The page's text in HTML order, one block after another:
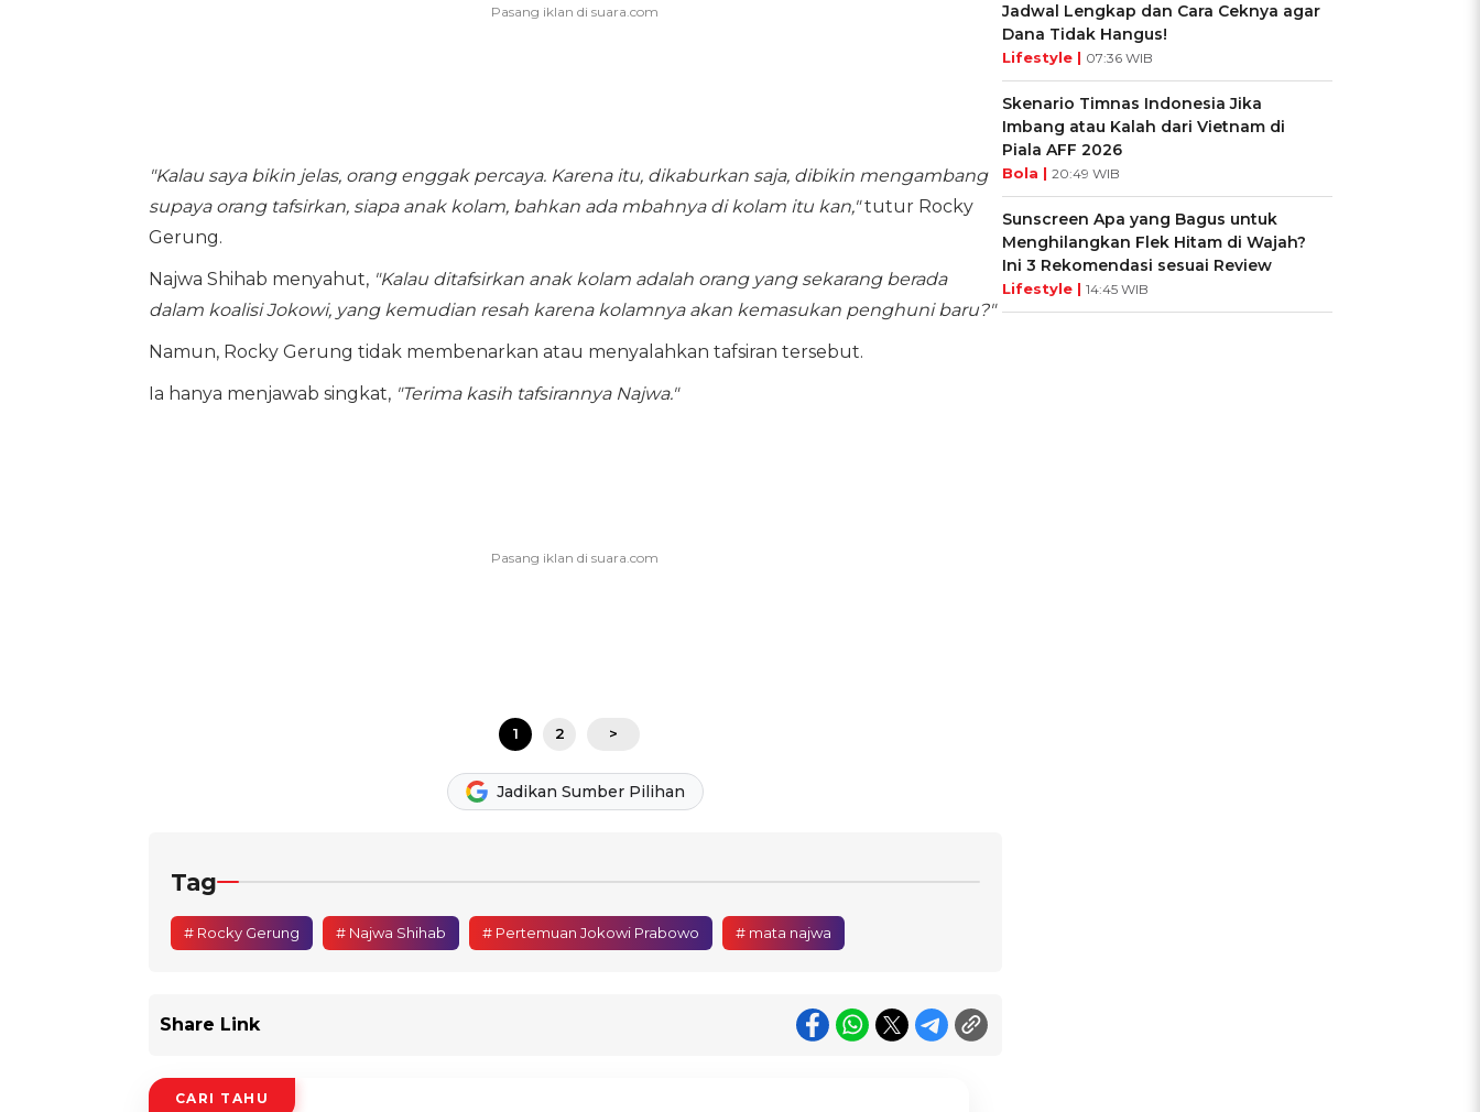
"Kalau saya bikin jelas, orang enggak percaya. Karena itu, dikaburkan saja, dibikin mengambang
supaya orang tafsirkan, siapa anak kolam, bahkan ada mbahnya di kolam itu kan,"tutur Rocky
Gerung.
Najwa Shihab menyahut, "Kalau ditafsirkan anak kolam adalah orang yang sekarang berada
dalam koalisi Jokowi, yang kemudian resah karena kolamnya akan kemasukan penghuni baru?"
Namun, Rocky Gerung tidak membenarkan atau menyalahkan tafsiran tersebut.
Ia hanya menjawab singkat, "Terima kasih tafsirannya Najwa."
1 2 >
Jadikan Sumber Pilihan
Tag
# Rocky Gerung # Najwa Shihab # Pertemuan Jokowi Prabowo # mata najwa
Share Link
CARI TAHU
Jadwal Lengkap dan Cara Ceknya agar
Dana Tidak Hangus!
Lifestyle | 07:36 WIB
Skenario Timnas Indonesia Jika
Imbang atau Kalah dari Vietnam di
Piala AFF 2026
Bola | 20:49 WIB
Sunscreen Apa yang Bagus untuk
Menghilangkan Flek Hitam di Wajah?
Ini 3 Rekomendasi sesuai Review
Lifestyle | 14:45 WIB